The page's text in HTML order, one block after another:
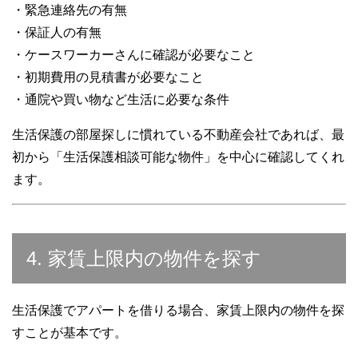
・緊急連絡先の有無
・保証人の有無
・ケースワーカーさんに確認が必要なこと
・初期費用の見積書が必要なこと
・通院や買い物など生活に必要な条件
生活保護の部屋探しに慣れている不動産会社であれば、最
初から「生活保護相談可能な物件」を中心に確認してくれ
ます。
4. 家賃上限内の物件を探す
生活保護でアパートを借りる場合、家賃上限内の物件を探
すことが基本です。